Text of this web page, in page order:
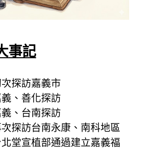
事記
探訪嘉義市
、善化探訪
、台南探訪
探訪台南永康、南科地區
堂宣植部通過建立嘉義福